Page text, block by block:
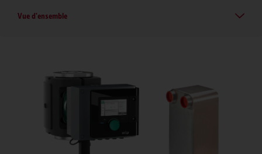
Vue d'ensemble